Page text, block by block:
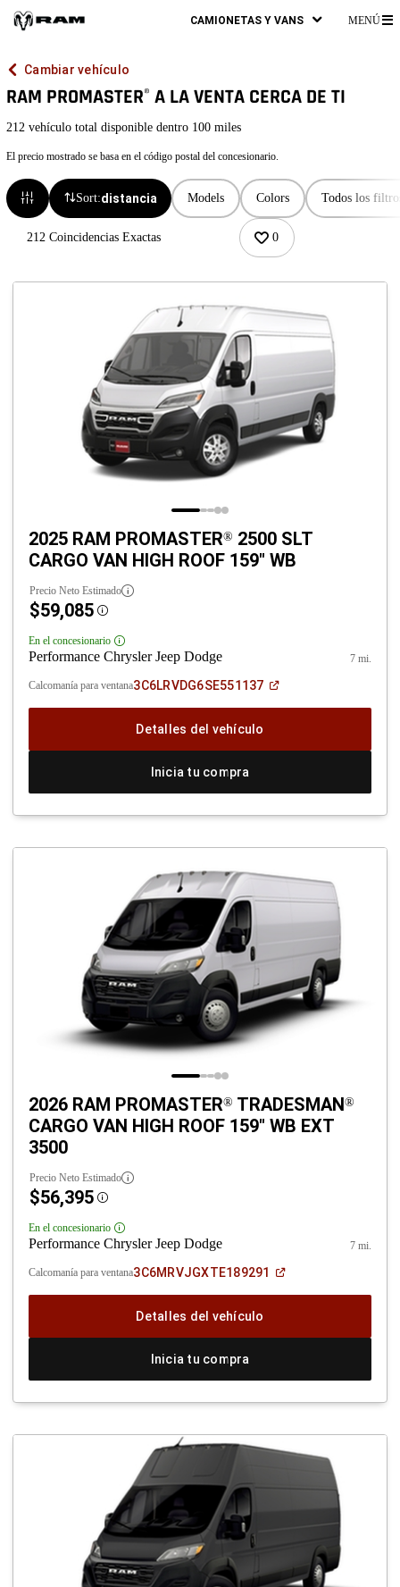
CAMIONETAS Y VANS MENÚ
Cambiar vehículo
RAM PROMASTER® A LA VENTA CERCA DE TI
212 vehículo total disponible dentro 100 miles
El precio mostrado se basa en el código postal del concesionario.
Sort:distancia Models Colors Todos los
212 Coincidencias Exactas 0
2025 RAM PROMASTER® 2500 SLT
CARGO VAN HIGH ROOF 159" WB
Precio Neto Estimado
$59,085 Disclosure
En el concesionario Disclosure
Performance Chrysler Jeep Dodge 7 mi.
Calcomanía para ventana3C6LRVDG6SE551137
(Abrir
una
Detalles del vehículo
Inicia tu compra
2026 RAM PROMASTER® TRADESMAN®
CARGO VAN HIGH ROOF 159" WB EXT
3500
Precio Neto Estimado
$56,395 Disclosure
En el concesionario Disclosure
Performance Chrysler Jeep Dodge 7 mi.
Calcomanía para ventana3C6MRVJGXTE189291
(Abrir
una
Detalles del vehículo
Inicia tu compra